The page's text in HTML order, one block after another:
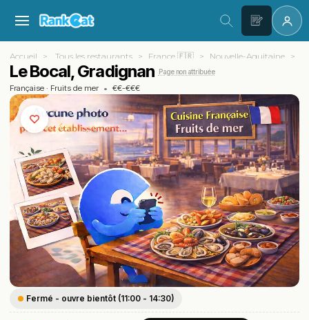
Accueil Tous les restaurants France 🇫🇷 Nouvelle-Aquitaine
Le Bocal, Gradignan Page non attribuée
Française · Fruits de mer • €€-€€€
Fermé - ouvre bientôt (11:00 - 14:30)